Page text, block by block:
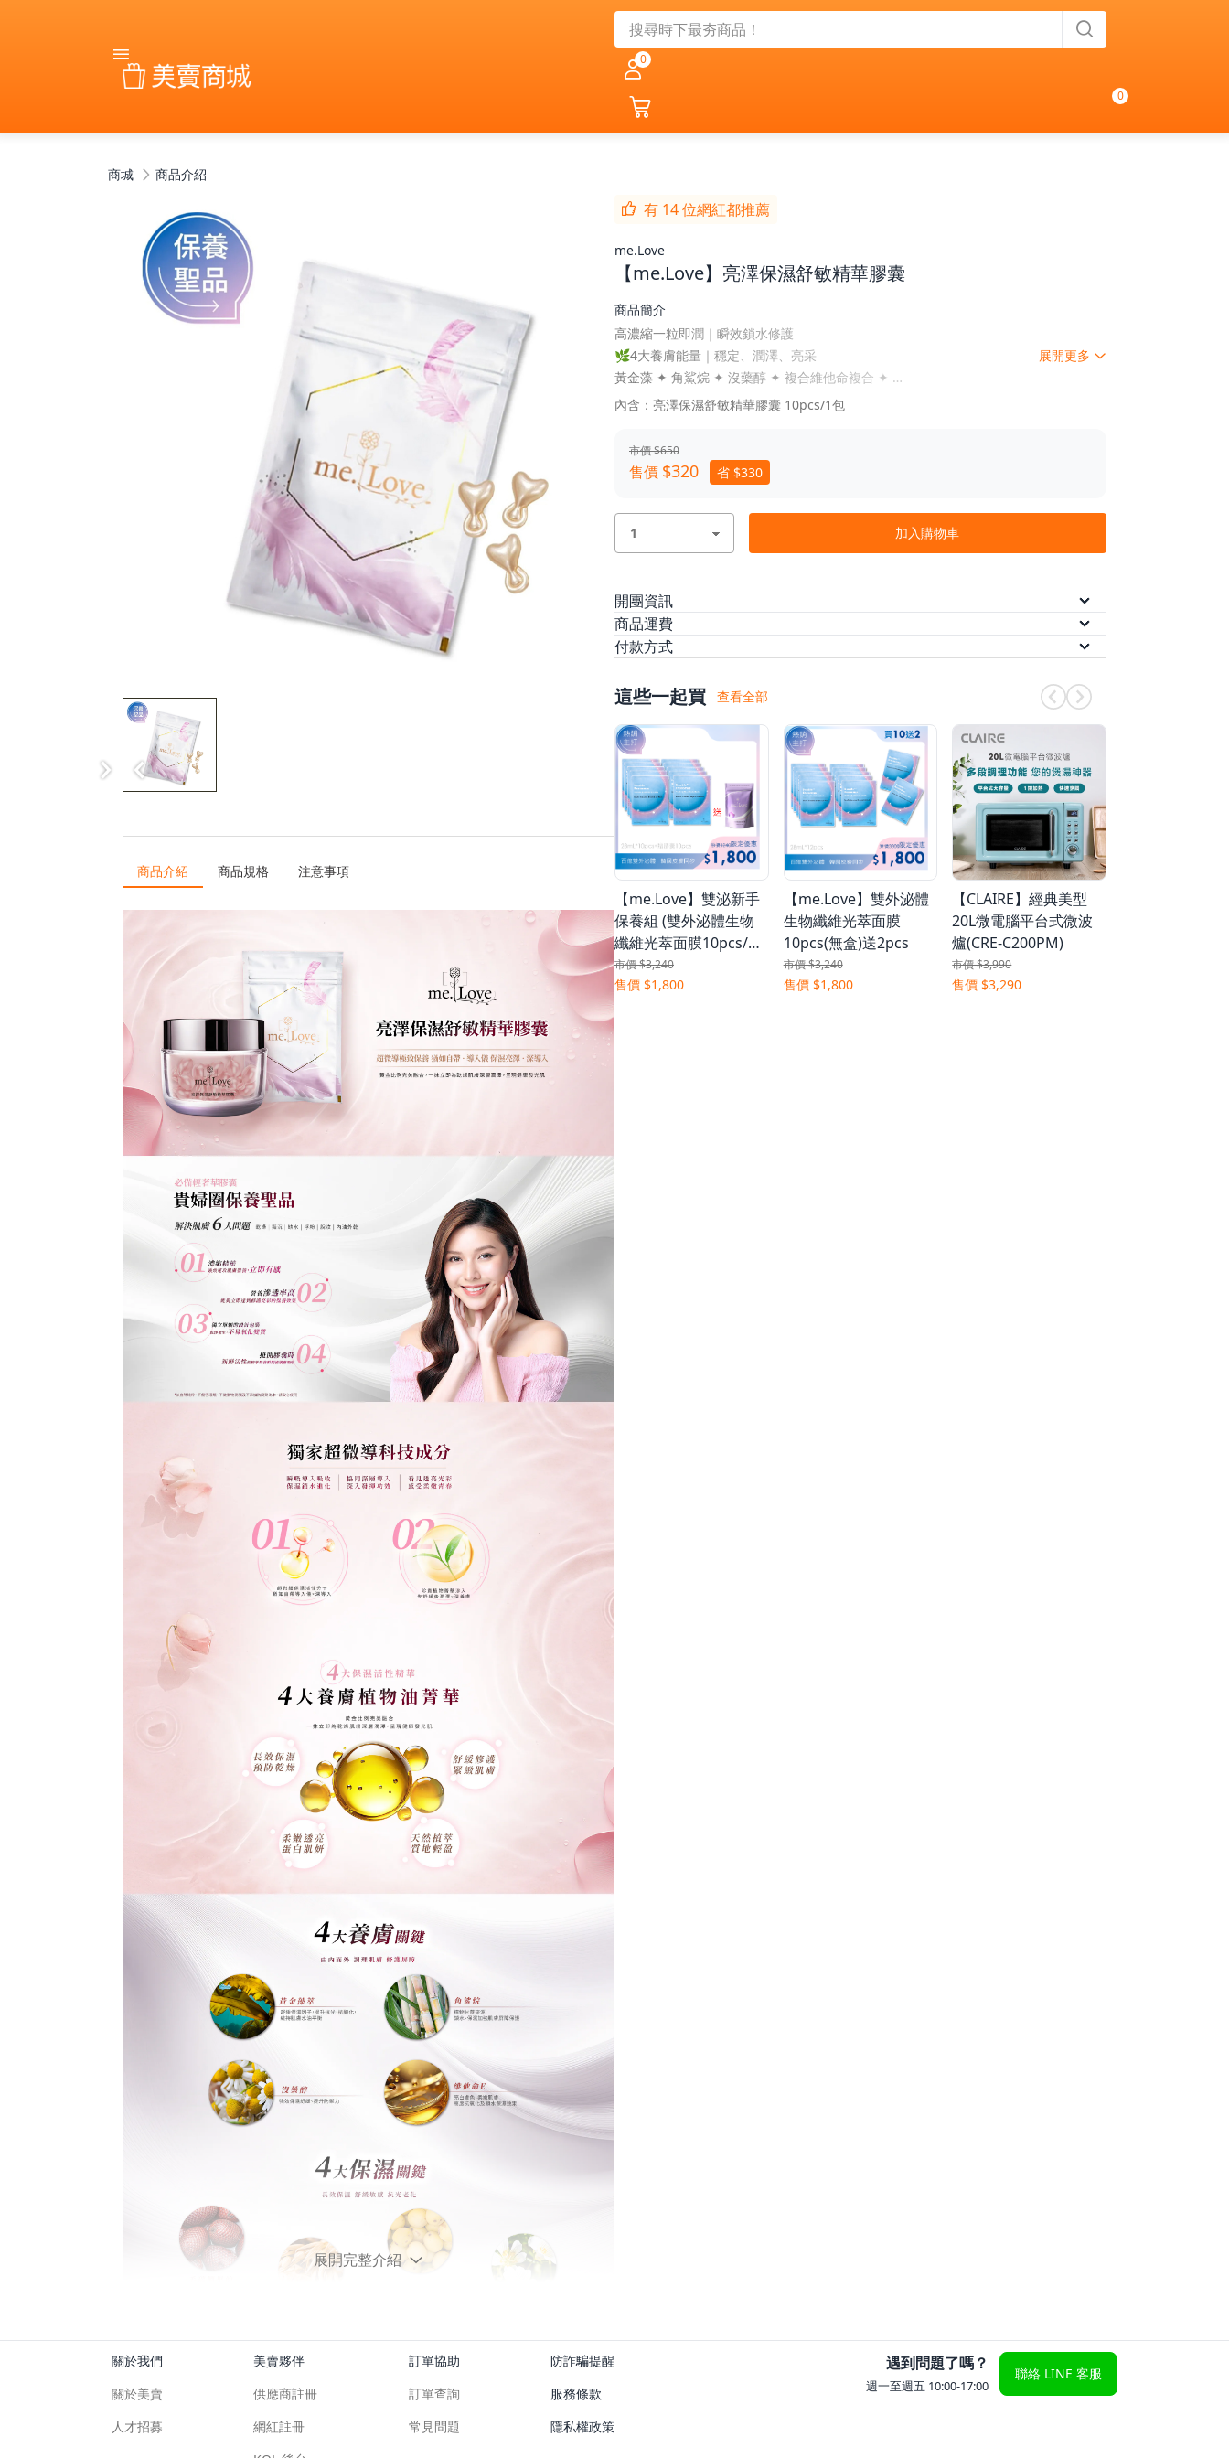
0
0
商城 商品介紹
商品介紹 商品規格 注意事項
展開完整介紹
有 14 位網紅都推薦
me.Love
【me.Love】亮澤保濕舒敏精華膠囊
商品簡介
高濃縮一粒即潤｜瞬效鎖水修護
🌿4大養膚能量｜穩定、潤澤、亮采
黃金藻 ✦ 角鯊烷 ✦ 沒藥醇 ✦ 複合維他命複合 ✦
💦4大植萃保濕油｜長效潤澤不黏膩
✨一粒注入滿滿養膚能量，肌膚柔亮宛如剛做完臉的光澤。
展開更多
內含：亮澤保濕舒敏精華膠囊 10pcs/1包
市價 $650
售價 $320 省 $330
加入購物車
開團資訊
預計出貨
商品運費
本方案無法配送離島，限台灣本島配送
付款方式
/ 悠遊付 / AFTEE 先買後付
金流優惠
悠遊付
滿千最高8%現金回饋｜每月指定週五最高再疊
$150。了解更多
AFTEE 先享後付
美賣獨家！分 3 期 0 利率（APP 會員）
這些一起買 查看全部
【me.Love】雙泌新手
保養組 (雙外泌體生物
纖維光萃面膜10pcs/無
盒 送精華膠囊10pcs)
市價 $3,240
售價 $1,800
【me.Love】雙外泌體
生物纖維光萃面膜
10pcs(無盒)送2pcs
市價 $3,240
售價 $1,800
【CLAIRE】經典美型
20L微電腦平台式微波
爐(CRE-C200PM)
市價 $3,990
售價 $3,290
關於我們
關於美賣
人才招募
美賣夥伴
供應商註冊
網紅註冊
訂單協助
訂單查詢
常見問題
防詐騙提醒
服務條款
隱私權政策
遇到問題了嗎？
週一至週五 10:00-17:00
聯絡 LINE 客服